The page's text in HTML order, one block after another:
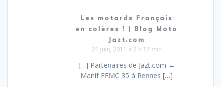
Les motards Français
en colères ! | Blog Moto
Jazt.com
21 juin, 2011 à 2 h 17 min
[…] Partenaires de Jazt.com ←
Manif FFMC 35 à Rennes […]